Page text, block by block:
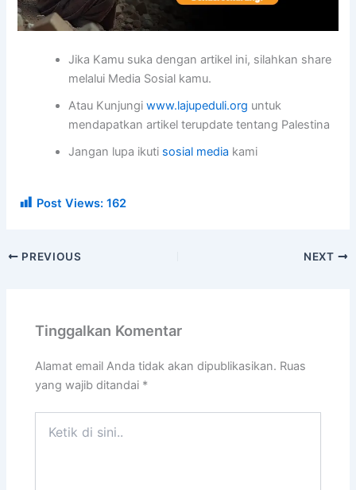
Jika Kamu suka dengan artikel ini, silahkan share
melalui Media Sosial kamu.
Atau Kunjungiwww.lajupeduli.org untuk
mendapatkan artikel terupdate tentang Palestina
Jangan lupa ikuti sosial media kami
Post Views: 162
PREVIOUS NEXT
Tinggalkan Komentar
Alamat email Anda tidak akan dipublikasikan. Ruas
yang wajib ditandai *